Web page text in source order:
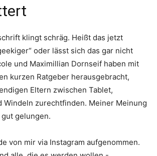
klingt schräg. Heißt das jetzt
oder lässt sich das gar nicht
und Maximillian Dornseif haben mit
kurzen Ratgeber herausgebracht,
Eltern zwischen Tablet,
Windeln zurechtfinden. Meiner Meinung
gelungen.
von mir via Instagram aufgenommen.